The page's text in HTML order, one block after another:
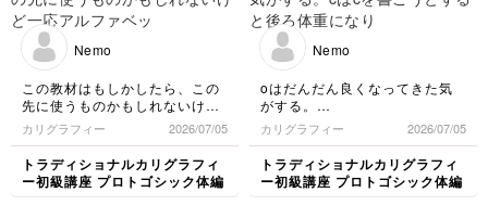
Nemo
この教材はもしかしたら、この
先に使うものかもしれないけど
一応アルファベットが終了した
ので、見よう見まねで書いてみ
ました。
大文字未着手なので、冒頭は小
カリグラフィー 2026/07/05
トラディショナルカリグラフィ
ー初級講座 プロトゴシック体編
Nemo
oはだんだん良くなってきた気
がする。
cはcを書こうとすると後ろ体重
になりがち。oを書くつもりで
臨むと、不思議と角度が良くな
る。
意識の違いで、字も変わるんだ
カリグラフィー 2026/07/05
トラディショナルカリグラフィ
ー初級講座 プロトゴシック体編